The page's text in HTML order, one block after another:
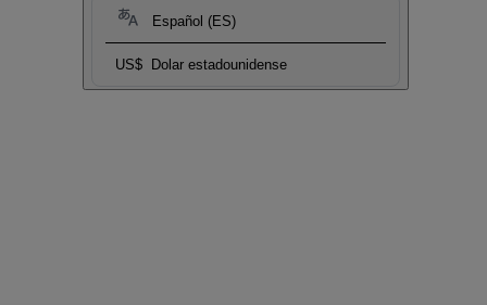
Español (ES)
US$ Dolar estadounidense